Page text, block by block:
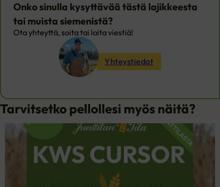
Onko sinulla kysyttävää tästä lajikkeesta
tai muista siemenistä?
Ota yhteyttä, soita tai laita viestiä!
Yhteystiedot
Tarvitsetko pellollesi myös näitä?